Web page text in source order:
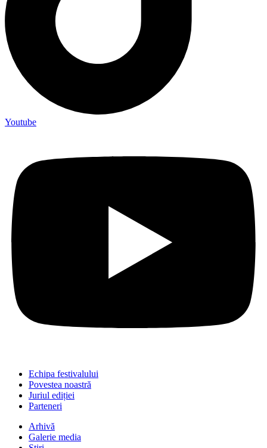
Youtube
Echipa festivalului
Povestea noastră
Juriul ediției
Parteneri
Arhivă
Galerie media